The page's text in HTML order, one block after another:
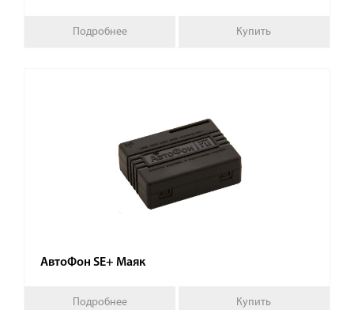
Подробнее Купить
АвтоФон SE+ Маяк
Подробнее Купить